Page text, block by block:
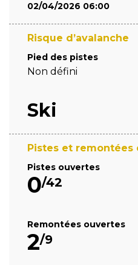
02/04/2026 06:00
Risque d’avalanche
Pied des pistes
Non défini
Ski
Pistes et remontées
Pistes ouvertes
0/42
Remontées ouvertes
2/9